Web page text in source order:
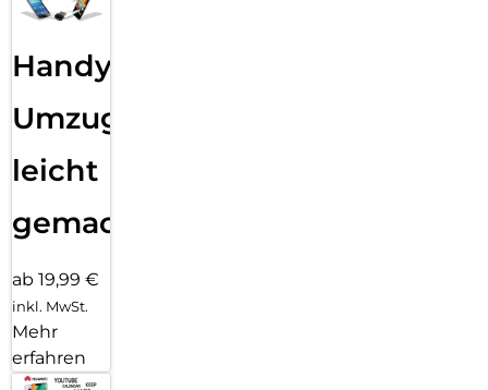
Handy
Umzug
leicht
gemacht!
ab 19,99 €
inkl. MwSt.
Mehr
erfahren